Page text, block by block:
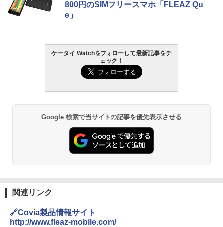
800円のSIMフリースマホ「FLEAZ Qu
e」
ケータイ Watchをフォローして最新記事をチ
ェック！
Google 検索で当サイトの記事を優先表示させる
関連リンク
🔗Covia製品情報サイト
http://www.fleaz-mobile.com/